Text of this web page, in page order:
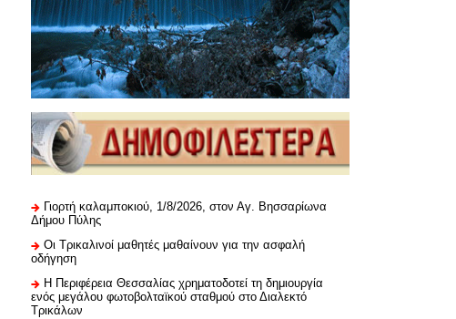
Γιορτή καλαμποκιού, 1/8/2026, στον Αγ. Βησσαρίωνα
Δήμου Πύλης
Οι Τρικαλινοί μαθητές μαθαίνουν για την ασφαλή
οδήγηση
H Περιφέρεια Θεσσαλίας χρηματοδοτεί τη δημιουργία
ενός μεγάλου φωτοβολταϊκού σταθμού στο Διαλεκτό
Τρικάλων